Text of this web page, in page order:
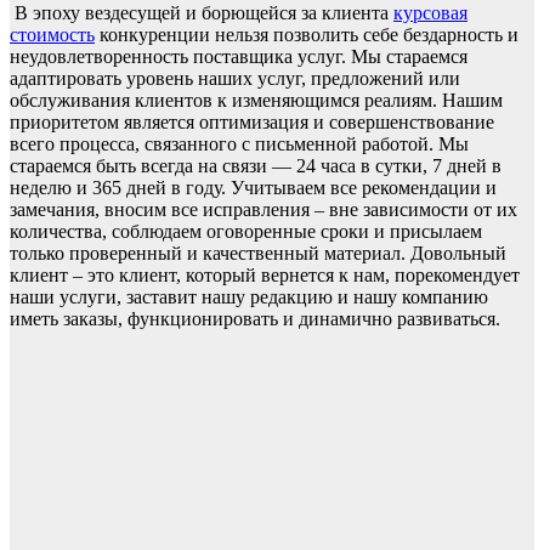
В эпоху вездесущей и борющейся за клиента курсовая
стоимость конкуренции нельзя позволить себе бездарность и
неудовлетворенность поставщика услуг. Мы стараемся
адаптировать уровень наших услуг, предложений или
обслуживания клиентов к изменяющимся реалиям. Нашим
приоритетом является оптимизация и совершенствование
всего процесса, связанного с письменной работой. Мы
стараемся быть всегда на связи — 24 часа в сутки, 7 дней в
неделю и 365 дней в году. Учитываем все рекомендации и
замечания, вносим все исправления – вне зависимости от их
количества, соблюдаем оговоренные сроки и присылаем
только проверенный и качественный материал. Довольный
клиент – это клиент, который вернется к нам, порекомендует
наши услуги, заставит нашу редакцию и нашу компанию
иметь заказы, функционировать и динамично развиваться.